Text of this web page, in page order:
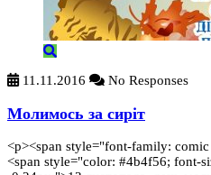
11.11.2016 No Responses
Молимось за сиріт
<p><span style="font-family: comic
<span style="color: #4b4f56; font-